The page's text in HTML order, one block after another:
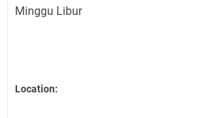
Minggu Libur
Location: